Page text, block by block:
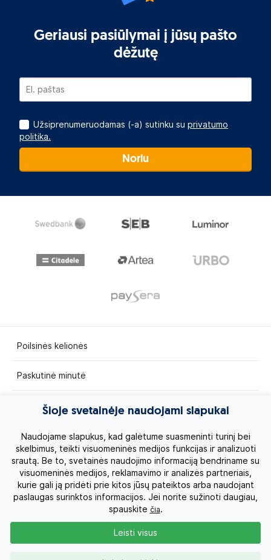
Geriausi pasiūlymai į jūsų pašto
dėžutę
Užsiprenumeruodamas (-a) sutinku su privatumo
politika.
Noriu
Poilsinės kelionės
Paskutinė minutė
Egzotinės kelionės
Kruizai
Kelionės po Lietuvą
Apie mus
Privatumo politika
Šioje svetainėje naudojami slapukai
Naudojame slapukus, kad galėtume suasmeninti turinį bei
skelbimus, teikti visuomeninės medijos funkcijas ir analizuoti
srautą. Be to, svetainės naudojimo informaciją bendriname su
visuomeninės medijos, reklamavimo ir analizės partneriais,
kurie gali ją pridėti prie kitos jūsų pateiktos arba naudojant
paslaugas surinktos informacijos. Jei norite sužinoti daugiau,
spauskite čia.
Leisti visus